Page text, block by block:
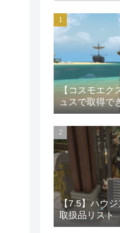
【コスモエク
ュスで取得で
【7.5】ハウ
取扱品リスト